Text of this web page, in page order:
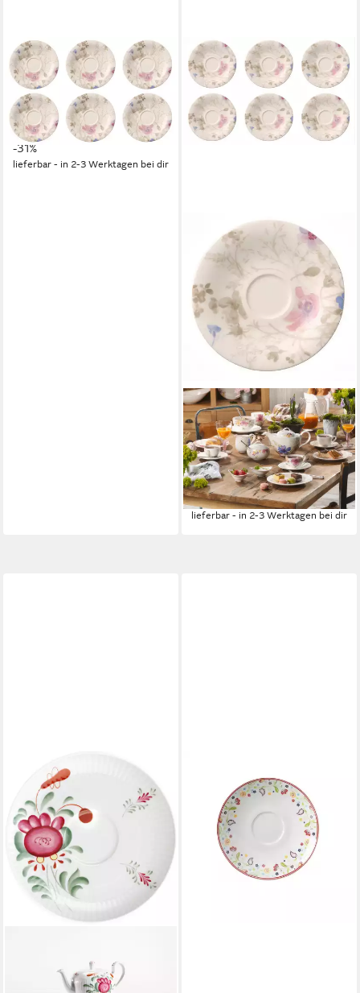
VILLEROY & BOCH
Untertasse Mariefleur Gris,
Spülmaschinengeeignet,
Mehrfarbig, Blumen, H: cm
91,00 € UVP 132,00 €
-31%
lieferbar - in 2-3 Werktagen bei dir
VILLEROY & BOCH
Untertasse Mariefleur Gris,
Spülmaschinengeeignet,
Mehrfarbig, Blumen, H: 2cm
68,50 € UVP102,00 €
-33%
lieferbar - in 2-3 Werktagen bei dir
Untertasse
Ritzenhoff&Breker Shanti'
Kaffee-Untertasse 1 Stück
ab 11,64 €
lieferbar - in 2-3 Werktagen bei dir